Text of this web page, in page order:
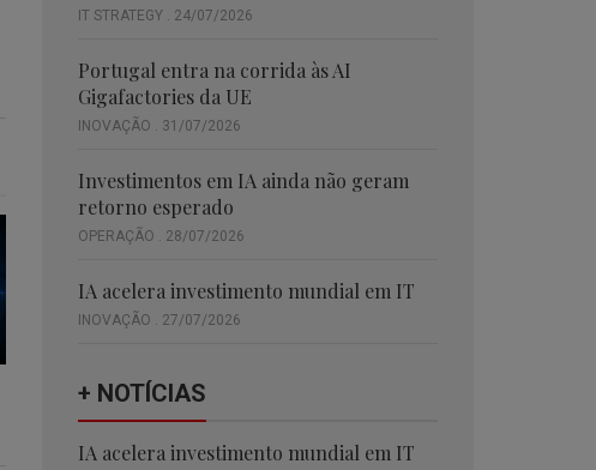
IT STRATEGY . 24/07/2026
Portugal entra na corrida às AI
Gigafactories da UE
INOVAÇÃO . 31/07/2026
Investimentos em IA ainda não geram
retorno esperado
OPERAÇÃO . 28/07/2026
IA acelera investimento mundial em IT
INOVAÇÃO . 27/07/2026
+ NOTÍCIAS
IA acelera investimento mundial em IT